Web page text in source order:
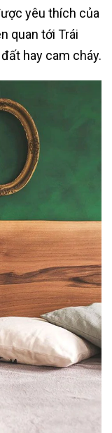
yêu thích của
quan tới Trái
hay cam cháy.